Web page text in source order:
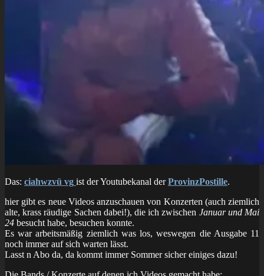
Das: ciahwzvü vg ist der Youtubekanal derProvinzPostille.
hier gibt es neue Videos anzuschauen von Konzerten (auch ziemlich
alte, krass räudige Sachen dabei!), die ich zwischen Januar und Mai
24 besucht habe, besuchen konnte.
Es war arbeitsmäßig ziemlich was los, weswegen die Ausgabe 11
noch immer auf sich warten lässt.
Lasst n Abo da, da kommt immer Sommer sicher einiges dazu!